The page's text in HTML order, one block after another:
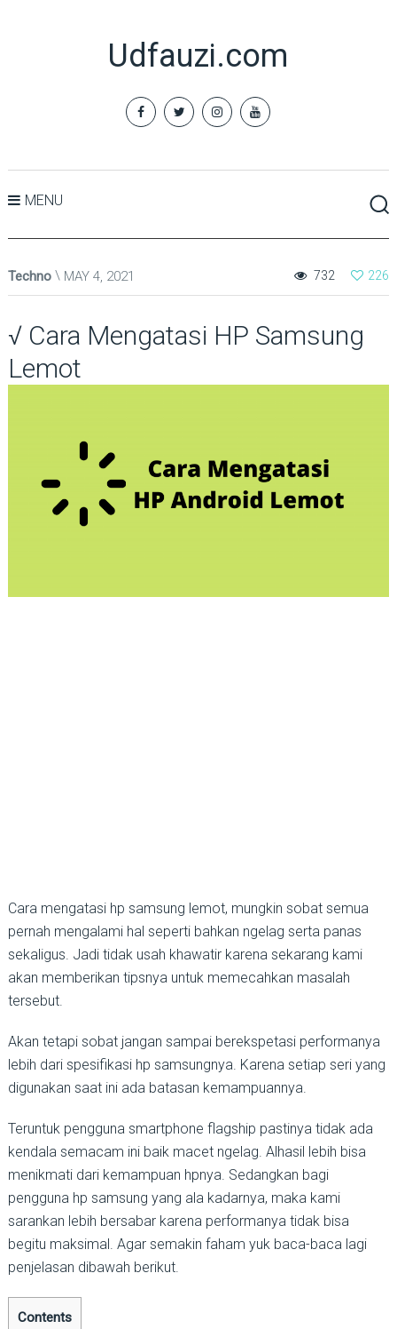
Udfauzi.com
MENU
Techno MAY 4, 2021 226
732
√ Cara Mengatasi HP Samsung
Lemot
Cara mengatasi hp samsung lemot, mungkin sobat semua
pernah mengalami hal seperti bahkan ngelag serta panas
sekaligus. Jadi tidak usah khawatir karena sekarang kami
akan memberikan tipsnya untuk memecahkan masalah
tersebut.
Akan tetapi sobat jangan sampai berekspetasi performanya
lebih dari spesifikasi hp samsungnya. Karena setiap seri yang
digunakan saat ini ada batasan kemampuannya.
Teruntuk pengguna smartphone flagship pastinya tidak ada
kendala semacam ini baik macet ngelag. Alhasil lebih bisa
menikmati dari kemampuan hpnya. Sedangkan bagi
pengguna hp samsung yang ala kadarnya, maka kami
sarankan lebih bersabar karena performanya tidak bisa
begitu maksimal. Agar semakin faham yuk baca-baca lagi
penjelasan dibawah berikut.
Contents